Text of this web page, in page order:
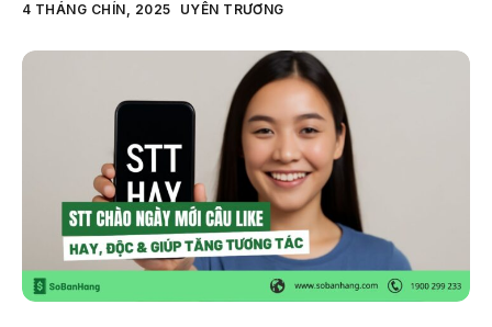
4 THÁNG CHÍN, 2025 UYÊN TRƯƠNG